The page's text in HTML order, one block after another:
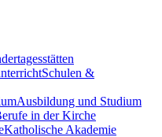
Schulen &
Ausbildung und Studium
in der Kirche
Katholische Akademie